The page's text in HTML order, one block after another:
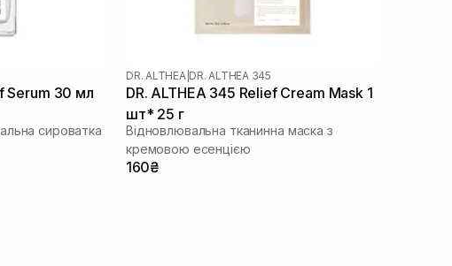
Serum 30 мл
сироватка
DR. ALTHEA DR. ALTHEA 345
DR. ALTHEA 345 Relief Cream Mask 1
шт* 25 г
Відновлювальна тканинна маска з
кремовою есенцією
160₴